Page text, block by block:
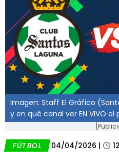
Imagen: Staff El Gráfico
y en qué canal ver EN VIVO
FÚTBOL 04/04/2026 |